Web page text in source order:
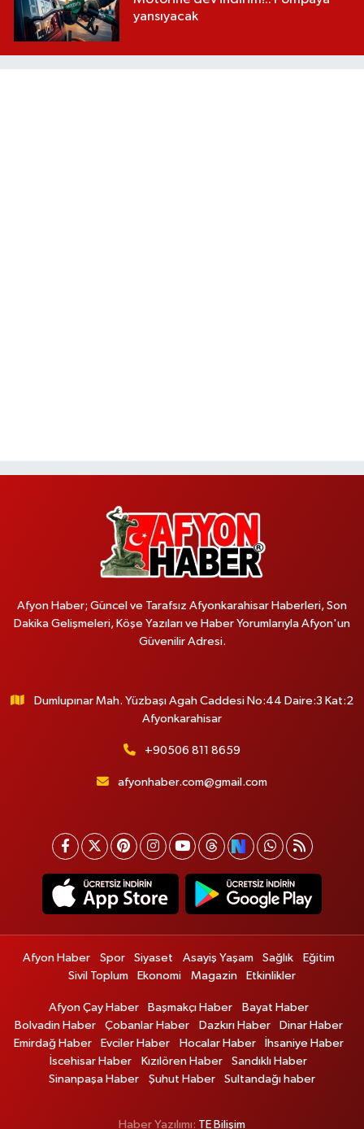
yansıyacak
Afyon Haber; Güncel ve Tarafsız Afyonkarahisar Haberleri, Son
Dakika Gelişmeleri, Köşe Yazıları ve Haber Yorumlarıyla Afyon'un
Güvenilir Adresi.
Dumlupınar Mah. Yüzbaşı Agah Caddesi No:44 Daire:3 Kat:2
Afyonkarahisar
+90506 811 8659
afyonhaber.com@gmail.com
Afyon Haber Spor Siyaset Asayiş Yaşam Sağlık
Eğitim
Sivil Toplum
Ekonomi Magazin Etkinlikler
Afyon Çay Haber Başmakçı Haber
Bayat Haber
Bolvadin Haber
Çobanlar Haber Dazkırı Haber
Dinar Haber
Emirdağ Haber
Evciler Haber Hocalar Haber
İhsaniye Haber
İscehisar Haber
Kızılören Haber
Sandıklı Haber
Sinanpaşa Haber
Şuhut Haber Sultandağı haber
Haber Yazılımı: TE Bilişim